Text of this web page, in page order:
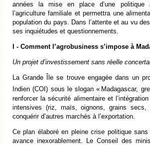
années la mise en place d’une politique
l’agriculture familiale et permettra une
population du pays. Dans l’attente et au vu
ses inquiétudes et questionnements.
I - Comment l’agrobusiness s’impose à
Un projet d’investissement sans réelle
La Grande Île se trouve engagée dans un
Indien (COI) sous le slogan « Madagascar,
renforcer la sécurité alimentaire et
intensives (riz, maïs, oignons, grains
conquérir d’autres marchés à l’exportation.
Ce plan élaboré en pleine crise politique
avance inexorablement. Le Conseil des